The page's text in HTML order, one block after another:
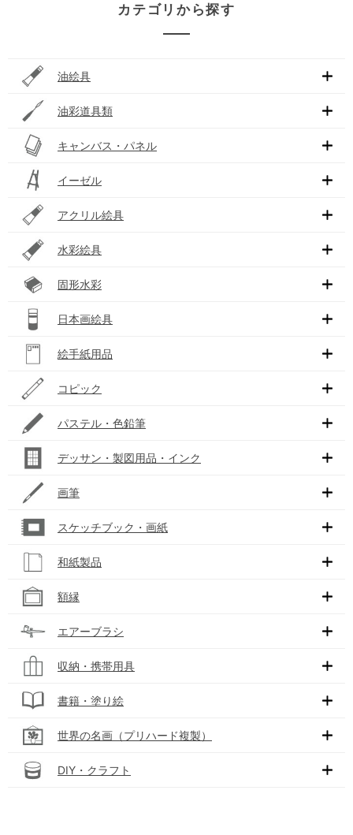
カテゴリから探す
油絵具
油彩道具類
キャンバス・パネル
イーゼル
アクリル絵具
水彩絵具
固形水彩
日本画絵具
絵手紙用品
コピック
パステル・色鉛筆
デッサン・製図用品・インク
画筆
スケッチブック・画紙
和紙製品
額縁
エアーブラシ
収納・携帯用具
書籍・塗り絵
世界の名画（プリハード複製）
DIY・クラフト